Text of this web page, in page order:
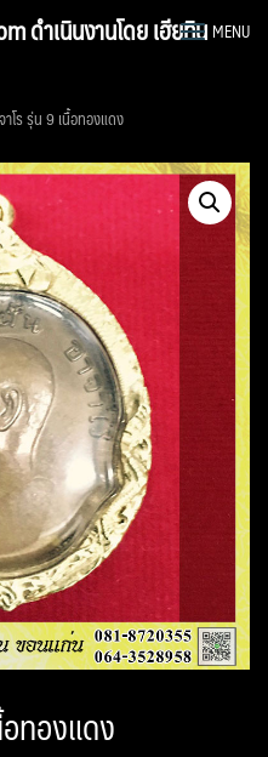
ดำเนินงานโดย เฮียทิน MENU
โร รุ่น 9 เนื้อทองแดง
ทองแดง